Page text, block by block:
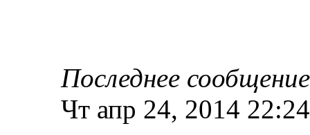
Последнее
Чт апр 24, 2014 22:24